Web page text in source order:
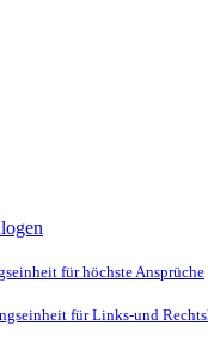
für höchste Ansprüche
für Links-und